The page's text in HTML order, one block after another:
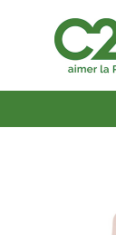
contenido